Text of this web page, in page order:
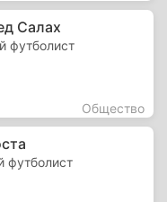
Салах
футболист
Общество
футболист